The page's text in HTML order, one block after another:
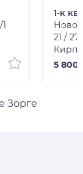
1-к
21 /
5 800
Зорге